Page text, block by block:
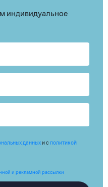
индивидуальное
данныхи с политикой
и рекламной рассылки